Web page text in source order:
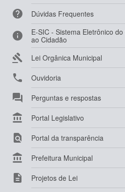
 Dúvidas Frequentes

E-SIC - Sistema Eletrônico
ao Cidadão
 Lei Orgânica Municipal
 Ouvidoria
 Perguntas e respostas
 Portal Legislativo
 Portal da transparência
 Prefeitura Municipal
 Projetos de Lei